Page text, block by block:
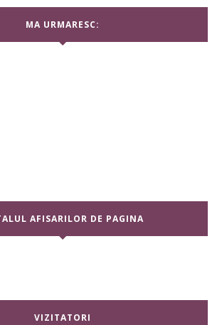
MA URMARESC:
AFISARILOR DE PAGINA
VIZITATORI